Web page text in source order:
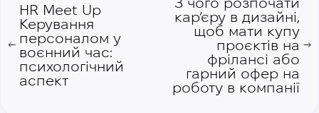
←
HR Meet Up
Керування
персоналом у
воєнний час:
психологічний
аспект
кар’єру в дизайні,
щоб мати купу
проєктів на
фрілансі або
гарний офер на
роботу в компанії
→